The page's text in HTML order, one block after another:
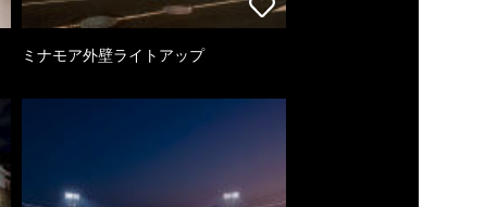
ミナモア外壁ライトアップ